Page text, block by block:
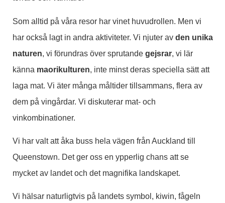
Som alltid på våra resor har vinet huvudrollen. Men vi
har också lagt in andra aktiviteter. Vi njuter av den unika
naturen, vi förundras över sprutande gejsrar, vi lär
känna maorikulturen, inte minst deras speciella sätt att
laga mat. Vi äter många måltider tillsammans, flera av
dem på vingårdar. Vi diskuterar mat- och
vinkombinationer.
Vi har valt att åka buss hela vägen från Auckland till
Queenstown. Det ger oss en ypperlig chans att se
mycket av landet och det magnifika landskapet.
Vi hälsar naturligtvis på landets symbol, kiwin, fågeln